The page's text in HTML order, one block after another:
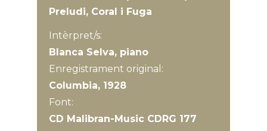
Preludi, Coral i Fuga
Intèrpret/s:
Blanca Selva, piano
Enregistrament original:
Columbia, 1928
Font:
CD Malibran-Music CDRG 177